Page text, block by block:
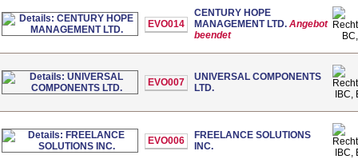
EVO014
CENTURY HOPE
MANAGEMENT LTD. Angebot
beendet
EVO007
UNIVERSAL COMPONENTS
LTD.
IBC,
EVO006
FREELANCE SOLUTIONS
INC.
IBC,